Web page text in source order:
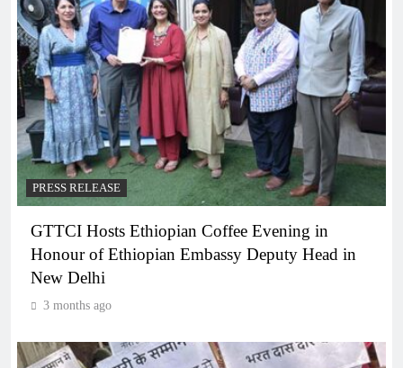
PRESS RELEASE
GTTCI Hosts Ethiopian Coffee Evening in
Honour of Ethiopian Embassy Deputy Head in
New Delhi
3 months ago